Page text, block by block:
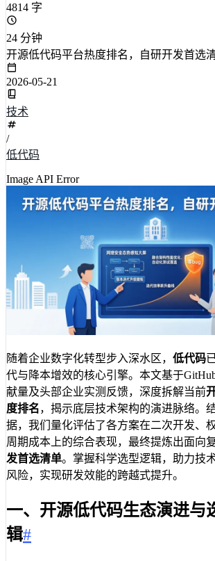
4814 字
24 分钟
开源低代码平台热度排名，自研开发首选
2026-05-21
技术
/
低代码
Image API Error
随着企业数字化转型步入深水区， 低代码
代与降本增效的核心引擎。本文基于
献量及头部企业实测反馈，深度拆解当前
度排名，揭示底层技术架构的演进脉络。
据，我们量化评估了各方案在二次开发、
周期成本上的综合表现，最终提炼出面向
发首选清单。掌握科学选型逻辑，助力技
风险，实现研发效能的跨越式提升。
一、开源低代码生态演进与
辑#